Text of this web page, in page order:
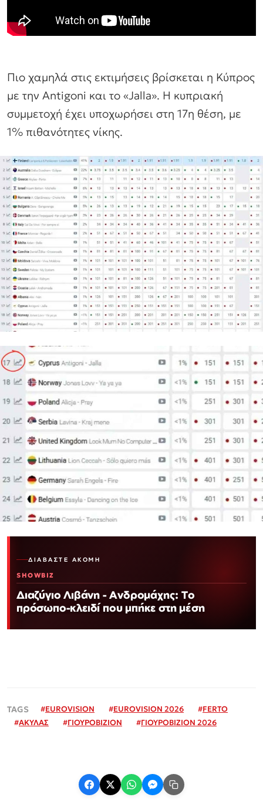
Πιο χαμηλά στις εκτιμήσεις βρίσκεται η Κύπρος
με την Antigoni και το «Jalla». Η κυπριακή
συμμετοχή έχει υποχωρήσει στη 17η θέση, με
1% πιθανότητες νίκης.
ΔΙΑΒΆΣΤΕ ΑΚΌΜΗ
SHOWBIZ
Διαζύγιο Λιβάνη - Ανδρομάχης: Το
πρόσωπο-κλειδί που μπήκε στη μέση
#EUROVISION #EUROVISION 2026 #FERTO
#ΑΚΥΛΑΣ #ΓΙΟΥΡΟΒΙΖΙΟΝ #ΓΙΟΥΡΟΒΙΖΙΟΝ 2026